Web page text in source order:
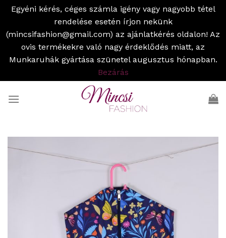
Egyéni kérés, céges számla igény vagy nagyobb tétel
rendelése esetén írjon nekünk
(mincsifashion@gmail.com) az ajánlatkérés oldalon! Az
ovis termékekre való nagy érdeklődés miatt, az
Munkaruhák gyártása szünetel augusztus hónapban.
Bezárás